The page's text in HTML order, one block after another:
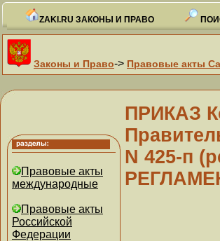
ZAKI.RU ЗАКОНЫ И ПРАВО
Законы и Право-> Правовые акты
Правовые акты
международные
Правовые акты
Российской
Федерации
ПРИКАЗ
N 425-п